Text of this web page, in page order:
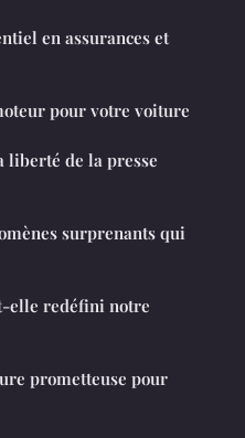
en assurances et
pour votre voiture
liberté de la presse
surprenants qui
elle redéfini notre
prometteuse pour